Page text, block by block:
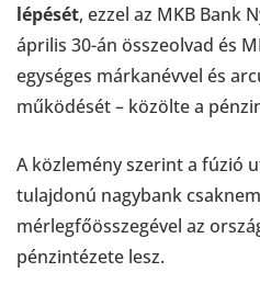
lépését, ezzel az MKB Bank
április 30-án összeolvad és
egységes márkanévvel és
működését – közölte a
A közlemény szerint a fúzió
tulajdonú nagybank
mérlegfőösszegével az
pénzintézete lesz.